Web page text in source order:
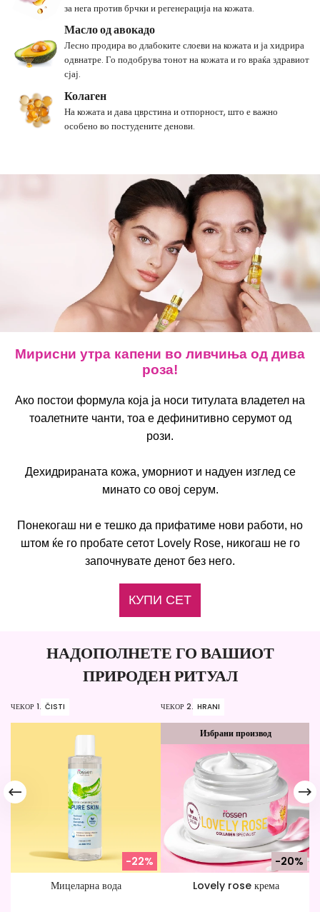
за нега против брчки и регенерација на кожата.
Масло од авокадо
Лесно продира во длабоките слоеви на кожата и ја хидрира
одвнатре. Го подобрува тонот на кожата и го враќа здравиот
сјај.
Колаген
На кожата и дава цврстина и отпорност, што е важно
особено во постудените денови.
Мирисни утра капени во ливчиња од дива
роза!
Ако постои формула која ја носи титулата владетел на
тоалетните чанти, тоа е дефинитивно серумот од
рози.
Дехидрираната кожа, уморниот и надуен изглед се
минато со овој серум.
Понекогаш ни е тешко да прифатиме нови работи, но
штом ќе го пробате сетот Lovely Rose, никогаш не го
започнувате денот без него.
КУПИ СЕТ
НАДОПОЛНЕТЕ ГО ВАШИОТ
ПРИРОДЕН РИТУАЛ
ЧЕКОР 1. ČISTI
-22%
Мицеларна вода
ЧЕКОР 2. HRANI
Избрани производ
-20%
Lovely rose крема